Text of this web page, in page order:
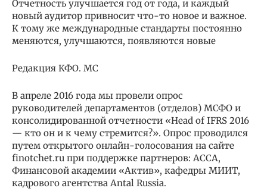
Отчетность улучшается год от года, и каждый
новый аудитор привносит что-то новое и важное.
К тому же международные стандарты постоянно
меняются, улучшаются, появляются новые
Редакция КФО. МС
В апреле 2016 года мы провели опрос
руководителей департаментов (отделов) МСФО и
консолидированной отчетности «Head of IFRS 2016
— кто он и к чему стремится?». Опрос проводился
путем открытого онлайн-голосования на сайте
finotchet.ru при поддержке партнеров: АССА,
Финансовой академии «Актив», кафедры МИИТ,
кадрового агентства Antal Russia.